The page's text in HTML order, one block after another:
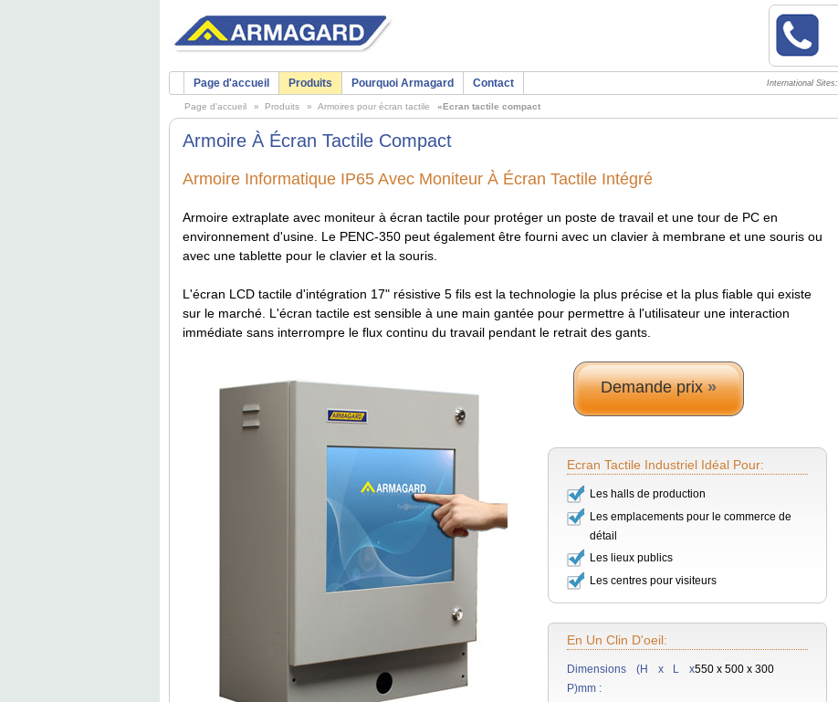
Page d'accueil Produits Pourquoi Armagard Contact International Sites:
Page d'accueil » Produits » Armoires pour écran tactile »Ecran tactile compact
Armoire À Écran Tactile Compact
Armoire Informatique IP65 Avec Moniteur À Écran Tactile Intégré
Armoire extraplate avec moniteur à écran tactile pour protéger un poste de travail et une tour de PC en
environnement d'usine. Le PENC-350 peut également être fourni avec un clavier à membrane et une souris ou
avec une tablette pour le clavier et la souris.
L'écran LCD tactile d'intégration 17" résistive 5 fils est la technologie la plus précise et la plus fiable qui existe
sur le marché. L'écran tactile est sensible à une main gantée pour permettre à l'utilisateur une interaction
immédiate sans interrompre le flux continu du travail pendant le retrait des gants.
Demande prix»
Ecran Tactile Industriel Idéal Pour:
Les halls de production
Les emplacements pour le commerce de
détail
Les lieux publics
Les centres pour visiteurs
En Un Clin D'oeil:
Dimensions (H x L x
P)mm :
550 x 500 x 300